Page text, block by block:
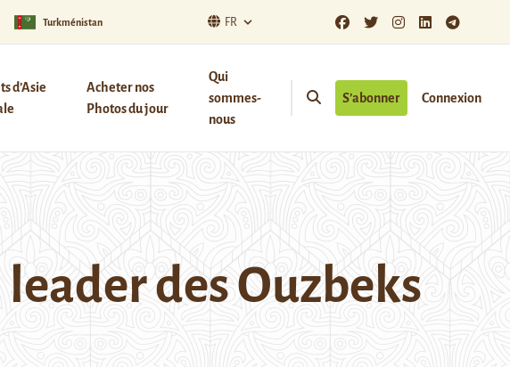
Turkménistan FR
d’Asie
Acheter nos
Photos du jour
Qui
sommes-
nous
S’abonner Connexion
des Ouzbeks